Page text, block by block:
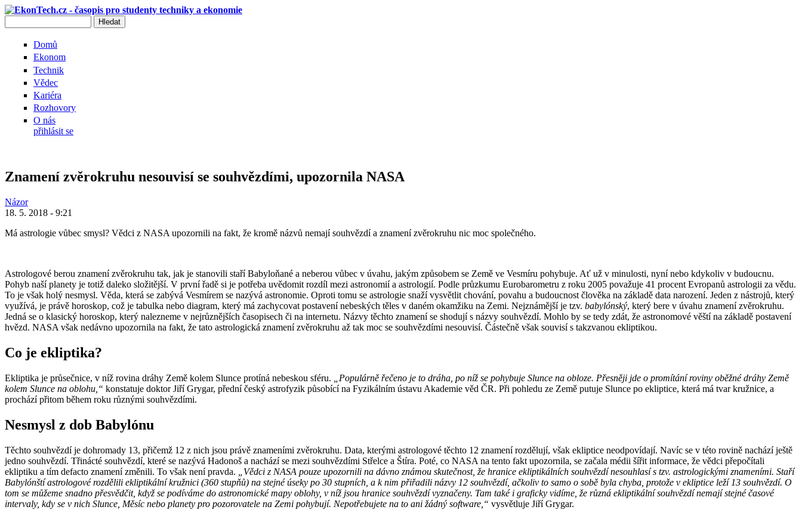
Přejít k hlavnímu obsahu
Domů
Ekonom
Technik
Vědec
Kariéra
Rozhovory
O nás
přihlásit se
Znamení zvěrokruhu nesouvisí se souhvězdími, upozornila NASA
Názor
18. 5. 2018 - 9:21
Má astrologie vůbec smysl? Vědci z NASA upozornili na fakt, že kromě názvů nemají souhvězdí a znamení zvěrokruhu nic moc společného.
Astrologové berou znamení zvěrokruhu tak, jak je stanovili staří Babyloňané a neberou vůbec v úvahu, jakým způsobem se Země ve Vesmíru pohybuje. Ať už v minulosti, nyní nebo kdykoliv v budoucnu.
Pohyb naší planety je totiž daleko složitější. V první řadě si je potřeba uvědomit rozdíl mezi astronomií a astrologií. Podle průzkumu Eurobarometru z roku 2005 považuje 41 procent Evropanů astrologii za vědu.
To je však holý nesmysl. Věda, která se zabývá Vesmírem se nazývá astronomie. Oproti tomu se astrologie snaží vysvětlit chování, povahu a budoucnost člověka na základě data narození. Jeden z nástrojů, který
využívá, je právě horoskop, což je tabulka nebo diagram, který má zachycovat postavení nebeských těles v daném okamžiku na Zemi. Nejznámější je tzv. babylónský, který bere v úvahu znamení zvěrokruhu.
Jedná se o klasický horoskop, který nalezneme v nejrůznějších časopisech či na internetu. Názvy těchto znamení se shodují s názvy souhvězdí. Mohlo by se tedy zdát, že astronomové věští na základě postavení
hvězd. NASA však nedávno upozornila na fakt, že tato astrologická znamení zvěrokruhu až tak moc se souhvězdími nesouvisí. Částečně však souvisí s takzvanou ekliptikou.
Co je ekliptika?
Ekliptika je průsečnice, v níž rovina dráhy Země kolem Slunce protíná nebeskou sféru.
„Populárně řečeno je to dráha, po níž se pohybuje Slunce na obloze. Přesněji jde o promítání roviny oběžné dráhy Země
kolem Slunce na oblohu,“ konstatuje doktor Jiří Grygar, přední český astrofyzik působící na Fyzikálním ústavu Akademie věd ČR. Při pohledu ze Země putuje Slunce po ekliptice, která má tvar kružnice, a
prochází přitom během roku různými souhvězdími.
Nesmysl z dob Babylónu
Těchto souhvězdí je dohromady 13, přičemž 12 z nich jsou právě znameními zvěrokruhu. Data, kterými astrologové těchto 12 znamení rozdělují, však ekliptice neodpovídají. Navíc se v této rovině nachází ještě
jedno souhvězdí. Třinácté souhvězdí, které se nazývá Hadonoš a nachází se mezi souhvězdími Střelce a Štíra. Poté, co NASA na tento fakt upozornila, se začala médii šířit informace, že vědci přepočítali
ekliptiku a tím defacto znamení změnili. To však není pravda.
„Vědci z NASA pouze upozornili na dávno známou skutečnost, že hranice ekliptikálních souhvězdí nesouhlasí s tzv. astrologickými znameními. Staří
Babylónští astrologové rozdělili ekliptikální kružnici (360 stupňů) na stejné úseky po 30 stupních, a k nim přiřadili názvy 12 souhvězdí, ačkoliv to samo o sobě byla chyba, protože v ekliptice leží 13 souhvězdí. O
tom se můžeme snadno přesvědčit, když se podíváme do astronomické mapy oblohy, v níž jsou hranice souhvězdí vyznačeny. Tam také i graficky vidíme, že různá ekliptikální souhvězdí nemají stejné časové
intervaly, kdy se v nich Slunce, Měsíc nebo planety pro pozorovatele na Zemi pohybují. Nepotřebujete na to ani žádný software,“ vysvětluje Jiří Grygar.